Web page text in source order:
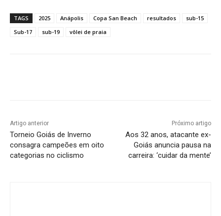
TAGS 2025 Anápolis Copa San Beach resultados
sub-15
Sub-17
sub-19 vôlei de praia
Artigo anterior
Torneio Goiás de Inverno
consagra campeões em oito
categorias no ciclismo
Próximo artigo
Aos 32 anos, atacante ex-
Goiás anuncia pausa na
carreira: ‘cuidar da mente’